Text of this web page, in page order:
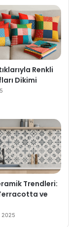
Renkli
Dikimi
Trendleri:
ve
2025